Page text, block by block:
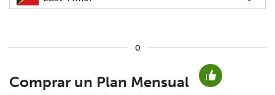
No se ha creado una contraseña
Mínimo 8 caracteres
o
Comprar un Plan Mensual